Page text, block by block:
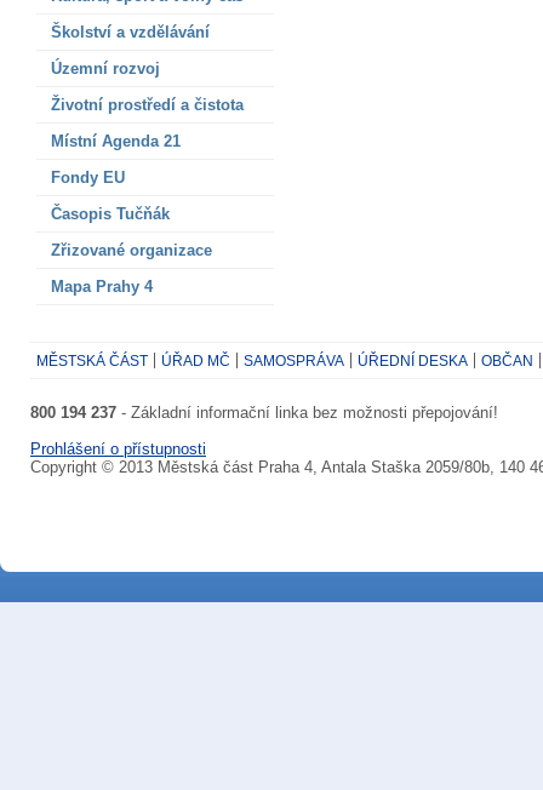
Školství a vzdělávání
Územní rozvoj
Životní prostředí a čistota
Místní Agenda 21
Fondy EU
Časopis Tučňák
Zřizované organizace
Mapa Prahy 4
MĚSTSKÁ ČÁST ÚŘAD MČ SAMOSPRÁVA ÚŘEDNÍ DESKA OBČAN
800 194 237 - Základní informační linka bez možnosti přepojování!
Prohlášení o přístupnosti
Copyright © 2013 Městská část Praha 4, Antala Staška 2059/80b, 140